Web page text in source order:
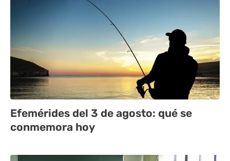
Efemérides del 3 de agosto: qué se
conmemora hoy